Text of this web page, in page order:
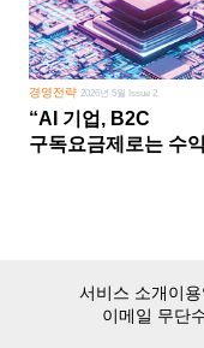
경영전략 2026년 5월 Issue 2
“AI 기업, B2C
구독요금제로는 수
서비스 소개이
이메일 무단